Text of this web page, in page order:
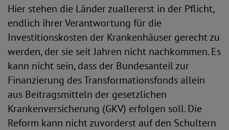
Hier stehen die Länder zuallererst in der Pflicht,
endlich ihrer Verantwortung für die
Investitionskosten der Krankenhäuser gerecht zu
werden, der sie seit Jahren nicht nachkommen. Es
kann nicht sein, dass der Bundesanteil zur
Finanzierung des Transformationsfonds allein
aus Beitragsmitteln der gesetzlichen
Krankenversicherung (GKV) erfolgen soll. Die
Reform kann nicht zuvorderst auf den Schultern